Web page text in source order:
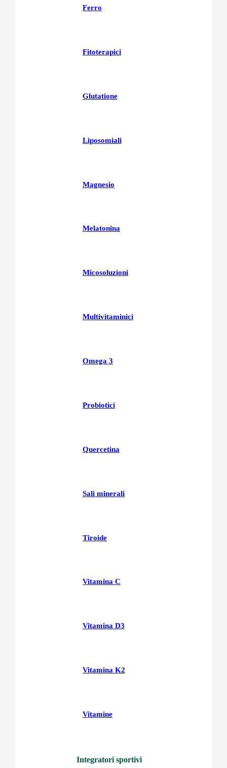
Ferro
Fitoterapici
Glutatione
Liposomiali
Magnesio
Melatonina
Micosoluzioni
Multivitaminici
Omega 3
Probiotici
Quercetina
Sali minerali
Tiroide
Vitamina C
Vitamina D3
Vitamina K2
Vitamine
Integratori sportivi